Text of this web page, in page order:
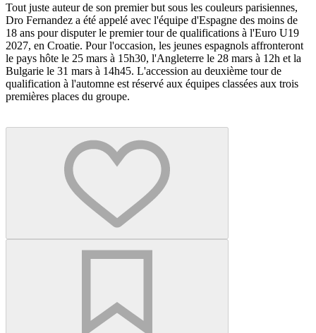
Tout juste auteur de son premier but sous les couleurs parisiennes,
Dro Fernandez a été appelé avec l'équipe d'Espagne des moins de
18 ans pour disputer le premier tour de qualifications à l'Euro U19
2027, en Croatie. Pour l'occasion, les jeunes espagnols affronteront
le pays hôte le 25 mars à 15h30, l'Angleterre le 28 mars à 12h et la
Bulgarie le 31 mars à 14h45. L'accession au deuxième tour de
qualification à l'automne est réservé aux équipes classées aux trois
premières places du groupe.